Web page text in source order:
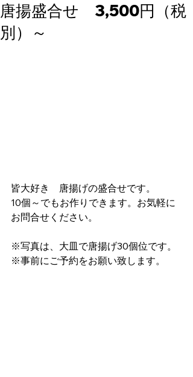
唐揚盛合せ 3,500円（税
別）～
皆大好き　唐揚げの盛合せです。
10個～でもお作りできます。お気軽に
お問合せください。
※写真は、大皿で唐揚げ30個位です。
※事前にご予約をお願い致します。